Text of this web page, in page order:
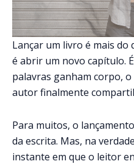
Lançar um livro é mais
é abrir um novo capítulo.
palavras ganham corpo,
autor finalmente
Para muitos, o
da escrita. Mas, na
instante em que o leitor